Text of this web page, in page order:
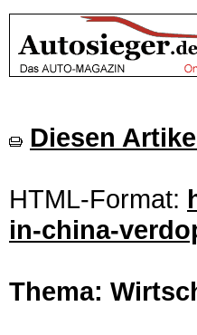
Diesen
HTML-Format:
in-china-
Thema: